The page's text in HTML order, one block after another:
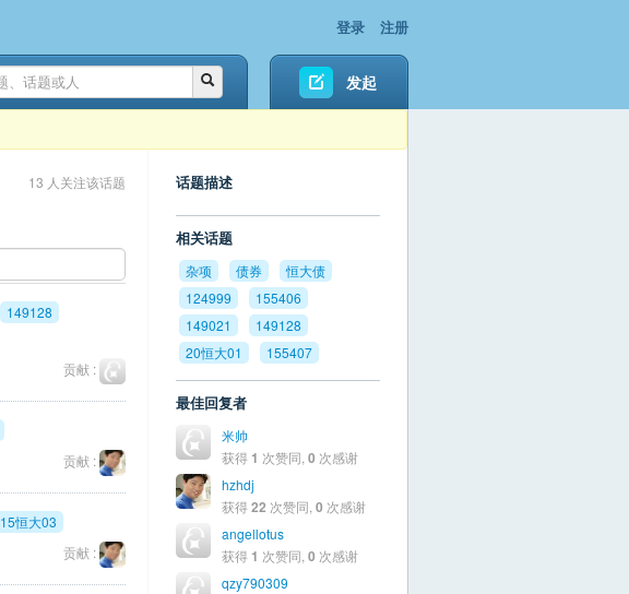
登录 注册
发起
13 人关注该话题
149128
贡献 :
贡献 :
15恒大03
贡献 :
话题描述
相关话题
杂项 债券
恒大债
124999
155406
149021
149128
20恒大01
155407
最佳回复者
米帅
获得 1 次赞同, 0 次感谢
hzhdj
获得22 次赞同, 0 次感谢
angellotus
获得 1 次赞同, 0 次感谢
qzy790309